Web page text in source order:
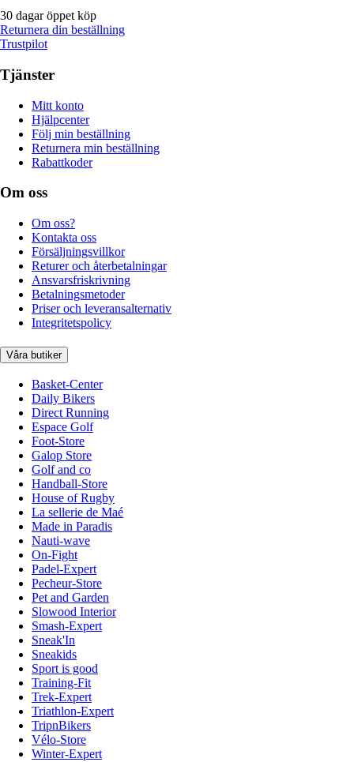
30 dagar öppet köp
Returnera din beställning
Trustpilot
Tjänster
Mitt konto
Hjälpcenter
Följ min beställning
Returnera min beställning
Rabattkoder
Om oss
Om oss?
Kontakta oss
Försäljningsvillkor
Returer och återbetalningar
Ansvarsfriskrivning
Betalningsmetoder
Priser och leveransalternativ
Integritetspolicy
Våra butiker
Basket-Center
Daily Bikers
Direct Running
Espace Golf
Foot-Store
Galop Store
Golf and co
Handball-Store
House of Rugby
La sellerie de Maé
Made in Paradis
Nauti-wave
On-Fight
Padel-Expert
Pecheur-Store
Pet and Garden
Slowood Interior
Smash-Expert
Sneak'In
Sneakids
Sport is good
Training-Fit
Trek-Expert
Triathlon-Expert
TripnBikers
Vélo-Store
Winter-Expert